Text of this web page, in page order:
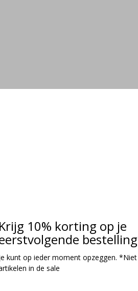
Krijg 10% korting op je
kunt op ieder moment opzeggen.
in de sale
Seen 1 of the 1 products